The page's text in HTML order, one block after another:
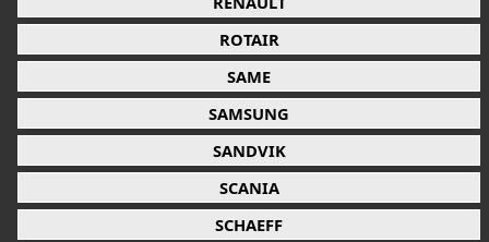
ROTAIR
SAME
SAMSUNG
SANDVIK
SCANIA
SCHAEFF